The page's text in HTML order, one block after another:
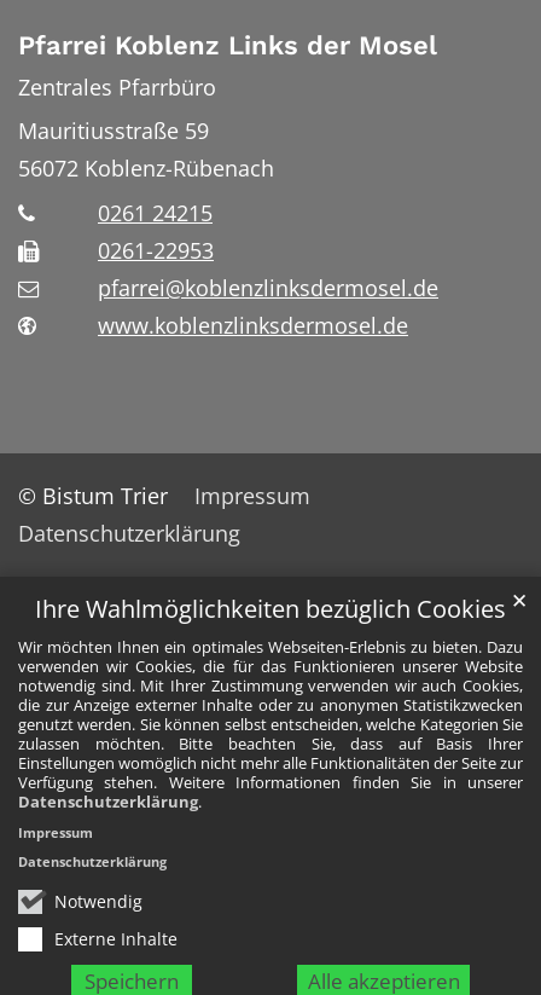
Ihre Wahlmöglichkeiten bezüglich Cookies
Wir möchten Ihnen ein optimales Webseiten-Erlebnis zu bieten. Dazu
verwenden wir Cookies, die für das Funktionieren unserer Website
notwendig sind. Mit Ihrer Zustimmung verwenden wir auch Cookies,
die zur Anzeige externer Inhalte oder zu anonymen Statistikzwecken
genutzt werden. Sie können selbst entscheiden, welche Kategorien Sie
zulassen möchten. Bitte beachten Sie, dass auf Basis Ihrer
Einstellungen womöglich nicht mehr alle Funktionalitäten der Seite zur
Verfügung stehen. Weitere Informationen finden Sie in unserer
Datenschutzerklärung.
Notwendig
Externe Inhalte
Speichern Alle akzeptieren
✕
Impressum
Datenschutzerklärung
Pfarrei Koblenz Links der Mosel
Zentrales Pfarrbüro
Mauritiusstraße 59
56072 Koblenz-Rübenach
0261 24215
0261-22953
pfarrei@koblenzlinksdermosel.de
www.koblenzlinksdermosel.de
© Bistum Trier
Impressum
Datenschutzerklärung